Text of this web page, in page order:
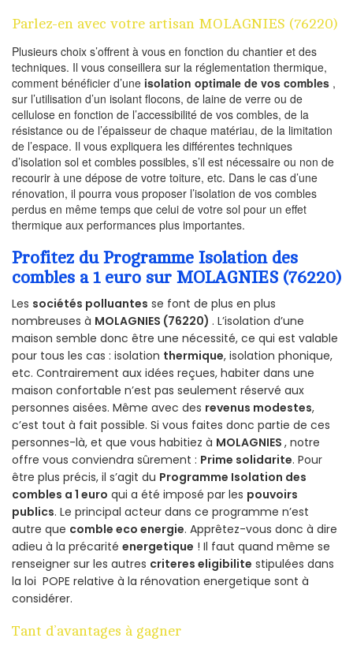
Parlez-en avec votre artisan MOLAGNIES (76220)
Plusieurs choix s’offrent à vous en fonction du chantier et des
techniques. Il vous conseillera sur la réglementation thermique,
comment bénéficier d’une isolation optimale de vos combles ,
sur l’utilisation d’un isolant flocons, de laine de verre ou de
cellulose en fonction de l’accessibilité de vos combles, de la
résistance ou de l’épaisseur de chaque matériau, de la limitation
de l’espace. Il vous expliquera les différentes techniques
d’isolation sol et combles possibles, s’il est nécessaire ou non de
recourir à une dépose de votre toiture, etc. Dans le cas d’une
rénovation, il pourra vous proposer l’isolation de vos combles
perdus en même temps que celui de votre sol pour un effet
thermique aux performances plus importantes.
Profitez du Programme Isolation des
combles a 1 euro sur MOLAGNIES (76220)
Les sociétés polluantes se font de plus en plus
nombreuses à MOLAGNIES (76220) . L’isolation d’une
maison semble donc être une nécessité, ce qui est valable
pour tous les cas : isolation thermique, isolation phonique,
etc. Contrairement aux idées reçues, habiter dans une
maison confortable n’est pas seulement réservé aux
personnes aisées. Même avec des revenus modestes,
c’est tout à fait possible. Si vous faites donc partie de ces
personnes-là, et que vous habitiez à MOLAGNIES , notre
offre vous conviendra sûrement : Prime solidarite. Pour
être plus précis, il s’agit du Programme Isolation des
combles a 1 euro qui a été imposé par les pouvoirs
publics. Le principal acteur dans ce programme n’est
autre que comble eco energie. Apprêtez-vous donc à dire
adieu à la précarité energetique ! Il faut quand même se
renseigner sur les autres criteres eligibilite stipulées dans
la loi POPE relative à la rénovation energetique sont à
considérer.
Tant d’avantages à gagner